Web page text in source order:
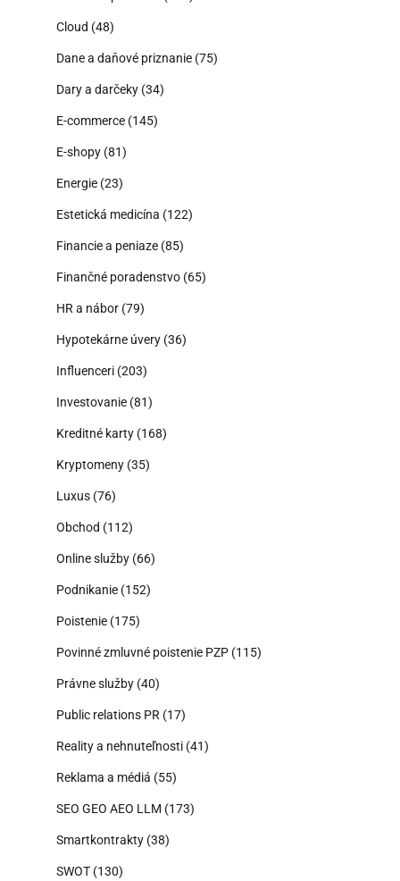
Cloud (48)
Dane a daňové priznanie (75)
Dary a darčeky (34)
E-commerce (145)
E-shopy (81)
Energie (23)
Estetická medicína (122)
Financie a peniaze (85)
Finančné poradenstvo (65)
HR a nábor (79)
Hypotekárne úvery (36)
Influenceri (203)
Investovanie (81)
Kreditné karty (168)
Kryptomeny (35)
Luxus (76)
Obchod (112)
Online služby (66)
Podnikanie (152)
Poistenie (175)
Povinné zmluvné poistenie PZP (115)
Právne služby (40)
Public relations PR (17)
Reality a nehnuteľnosti (41)
Reklama a médiá (55)
SEO GEO AEO LLM (173)
Smartkontrakty (38)
SWOT (130)